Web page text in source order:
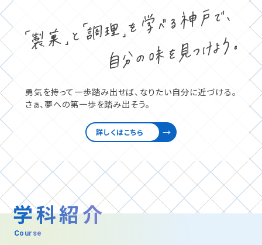
勇気を持って一歩踏み出せば、 なりたい自分に近づける。
さぁ、夢への第一歩を踏み出そう。
詳しくはこちら
学科紹介
Course